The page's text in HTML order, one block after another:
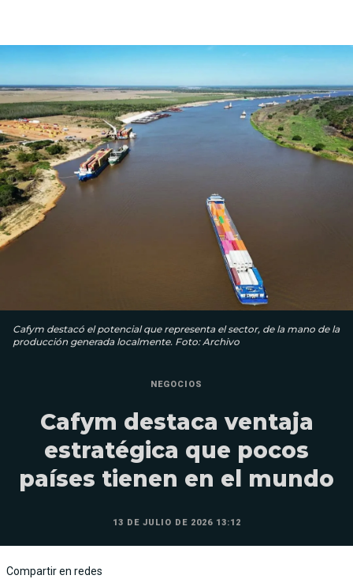
Cafym destacó el potencial que representa el sector, de la mano de la
producción generada localmente. Foto: Archivo
NEGOCIOS
Cafym destaca ventaja
estratégica que pocos
países tienen en el mundo
13 DE JULIO DE 2026 13:12
Compartir en redes